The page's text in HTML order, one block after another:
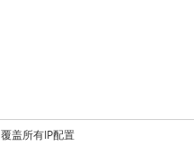
覆盖所有IP配置